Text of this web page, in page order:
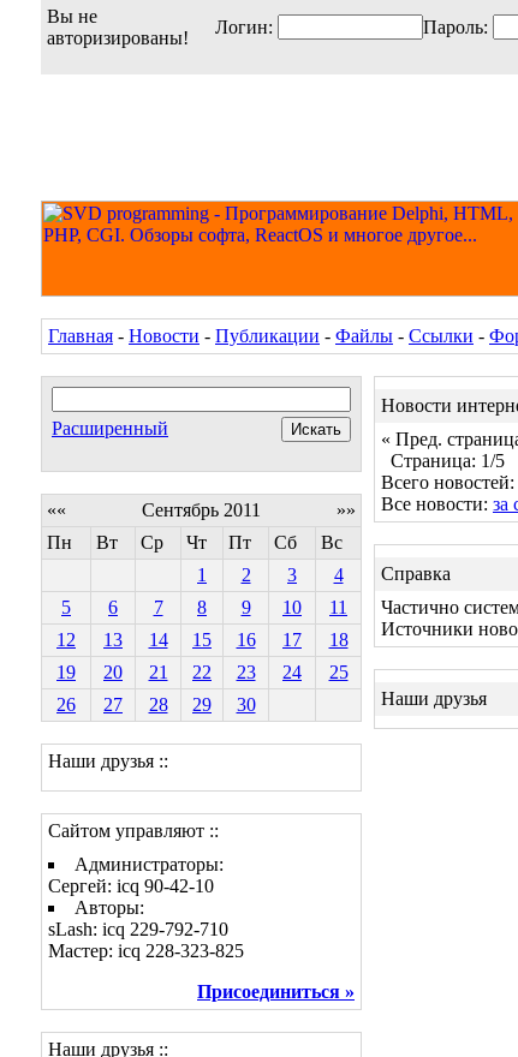
Вы не
авторизированы!
Логин: Пароль:
Главная - Новости - Публикации - Файлы - Ссылки -
Расширенный
«« Сентябрь 2011
»»
Пн
Вт Ср Чт Пт Сб
Вс
1
2 3
4
5
6 7 8 9 10
11
12
13 14 15 16 17
18
19
20 21 22 23 24
25
26
27 28 29 30
Наши друзья ::
Сайтом управляют ::
Администраторы:
Сергей: icq 90-42-10
Авторы:
sLash: icq 229-792-710
Мастер: icq 228-323-825
Присоединиться »
Наши друзья ::
Новости
« Пред.
Страница: 1/5
Всего
Все новости: за
Справка
Частично
Источники
Наши друзья